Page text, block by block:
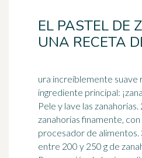
EL PASTEL DE
UNA RECETA
ura increíblemente suave
ingrediente principal:
Pele y lave las zanahorias. 2- Ralle las
zanahorias finamente, con
procesador de alimentos. 3- Debe obtener
entre 200 y 250 g de